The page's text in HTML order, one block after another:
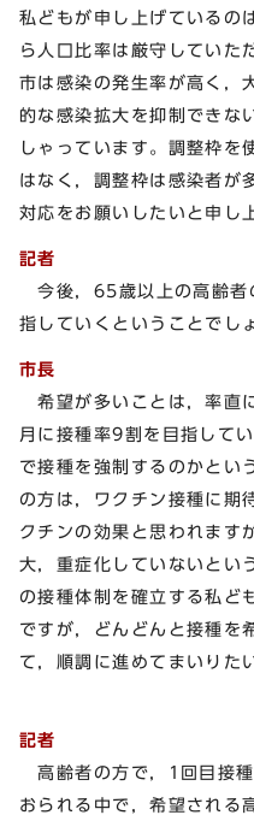
私どもが申し上げているの
ら人口比率は厳守していた
市は感染の発生率が高く，
的な感染拡大を抑制できな
しゃっています。調整枠を
はなく，調整枠は感染者が
対応をお願いしたいと申し
記者
今後，65歳以上の高齢者
指していくということでし
市長
希望が多いことは，率直
月に接種率9割を目指して
で接種を強制するのかとい
の方は，ワクチン接種に期
クチンの効果と思われます
大，重症化していないとい
の接種体制を確立する私ど
ですが，どんどんと接種を
て，順調に進めてまいりた
記者
高齢者の方で，1回目接
おられる中で，希望される